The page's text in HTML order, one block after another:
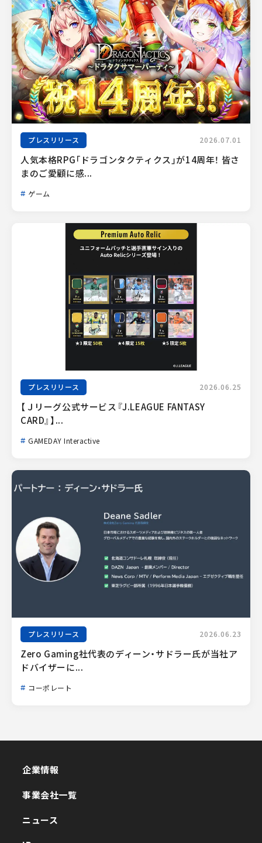
プレスリリース 2026.07.01
人気本格RPG「ドラゴンタクティクス」が14周年！ 皆さ
まのご愛顧に感...
ゲーム
プレスリリース 2026.06.25
【Ｊリーグ公式サービス『J.LEAGUE FANTASY
CARD』】...
GAMEDAY Interactive
プレスリリース 2026.06.23
Zero Gaming社代表のディーン・サドラー氏が当社ア
ドバイザーに...
コーポレート
企業情報
事業会社一覧
ニュース